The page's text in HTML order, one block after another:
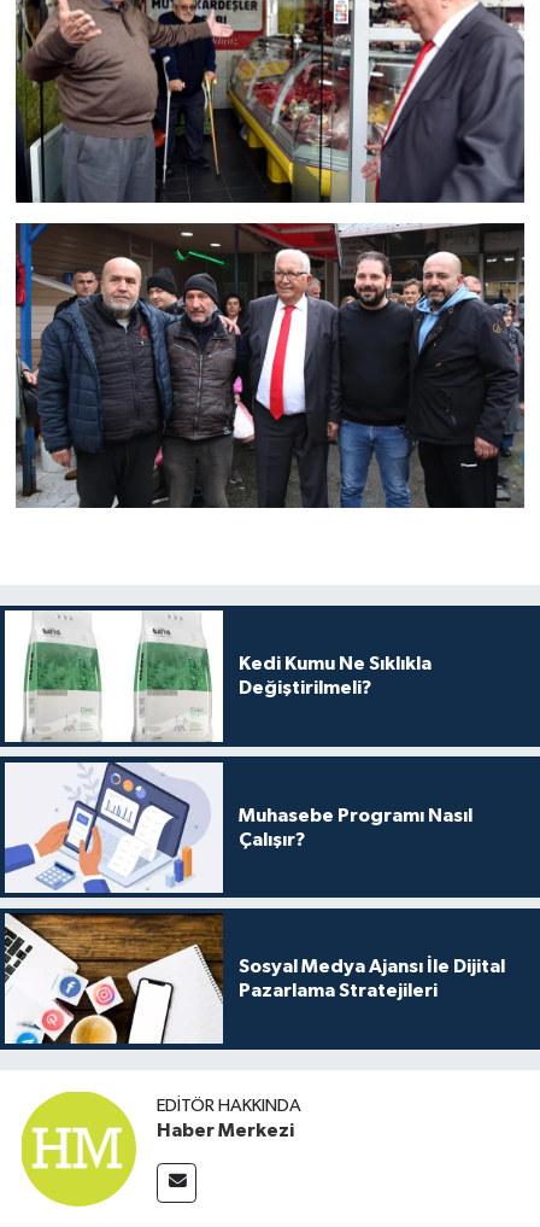
Kedi Kumu Ne Sıklıkla
Değiştirilmeli?
Muhasebe Programı Nasıl
Çalışır?
Sosyal Medya Ajansı İle Dijital
Pazarlama Stratejileri
EDITÖR HAKKINDA
Haber Merkezi